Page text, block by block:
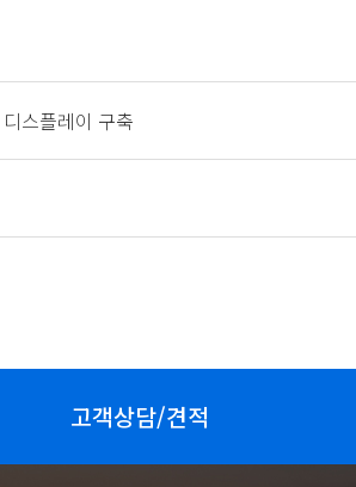
스플레이 구축
고객상담/견적